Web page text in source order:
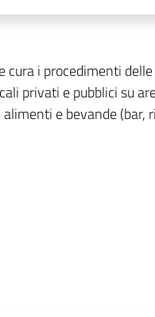
cura i procedimenti
privati e pubblici su
e bevande (bar,